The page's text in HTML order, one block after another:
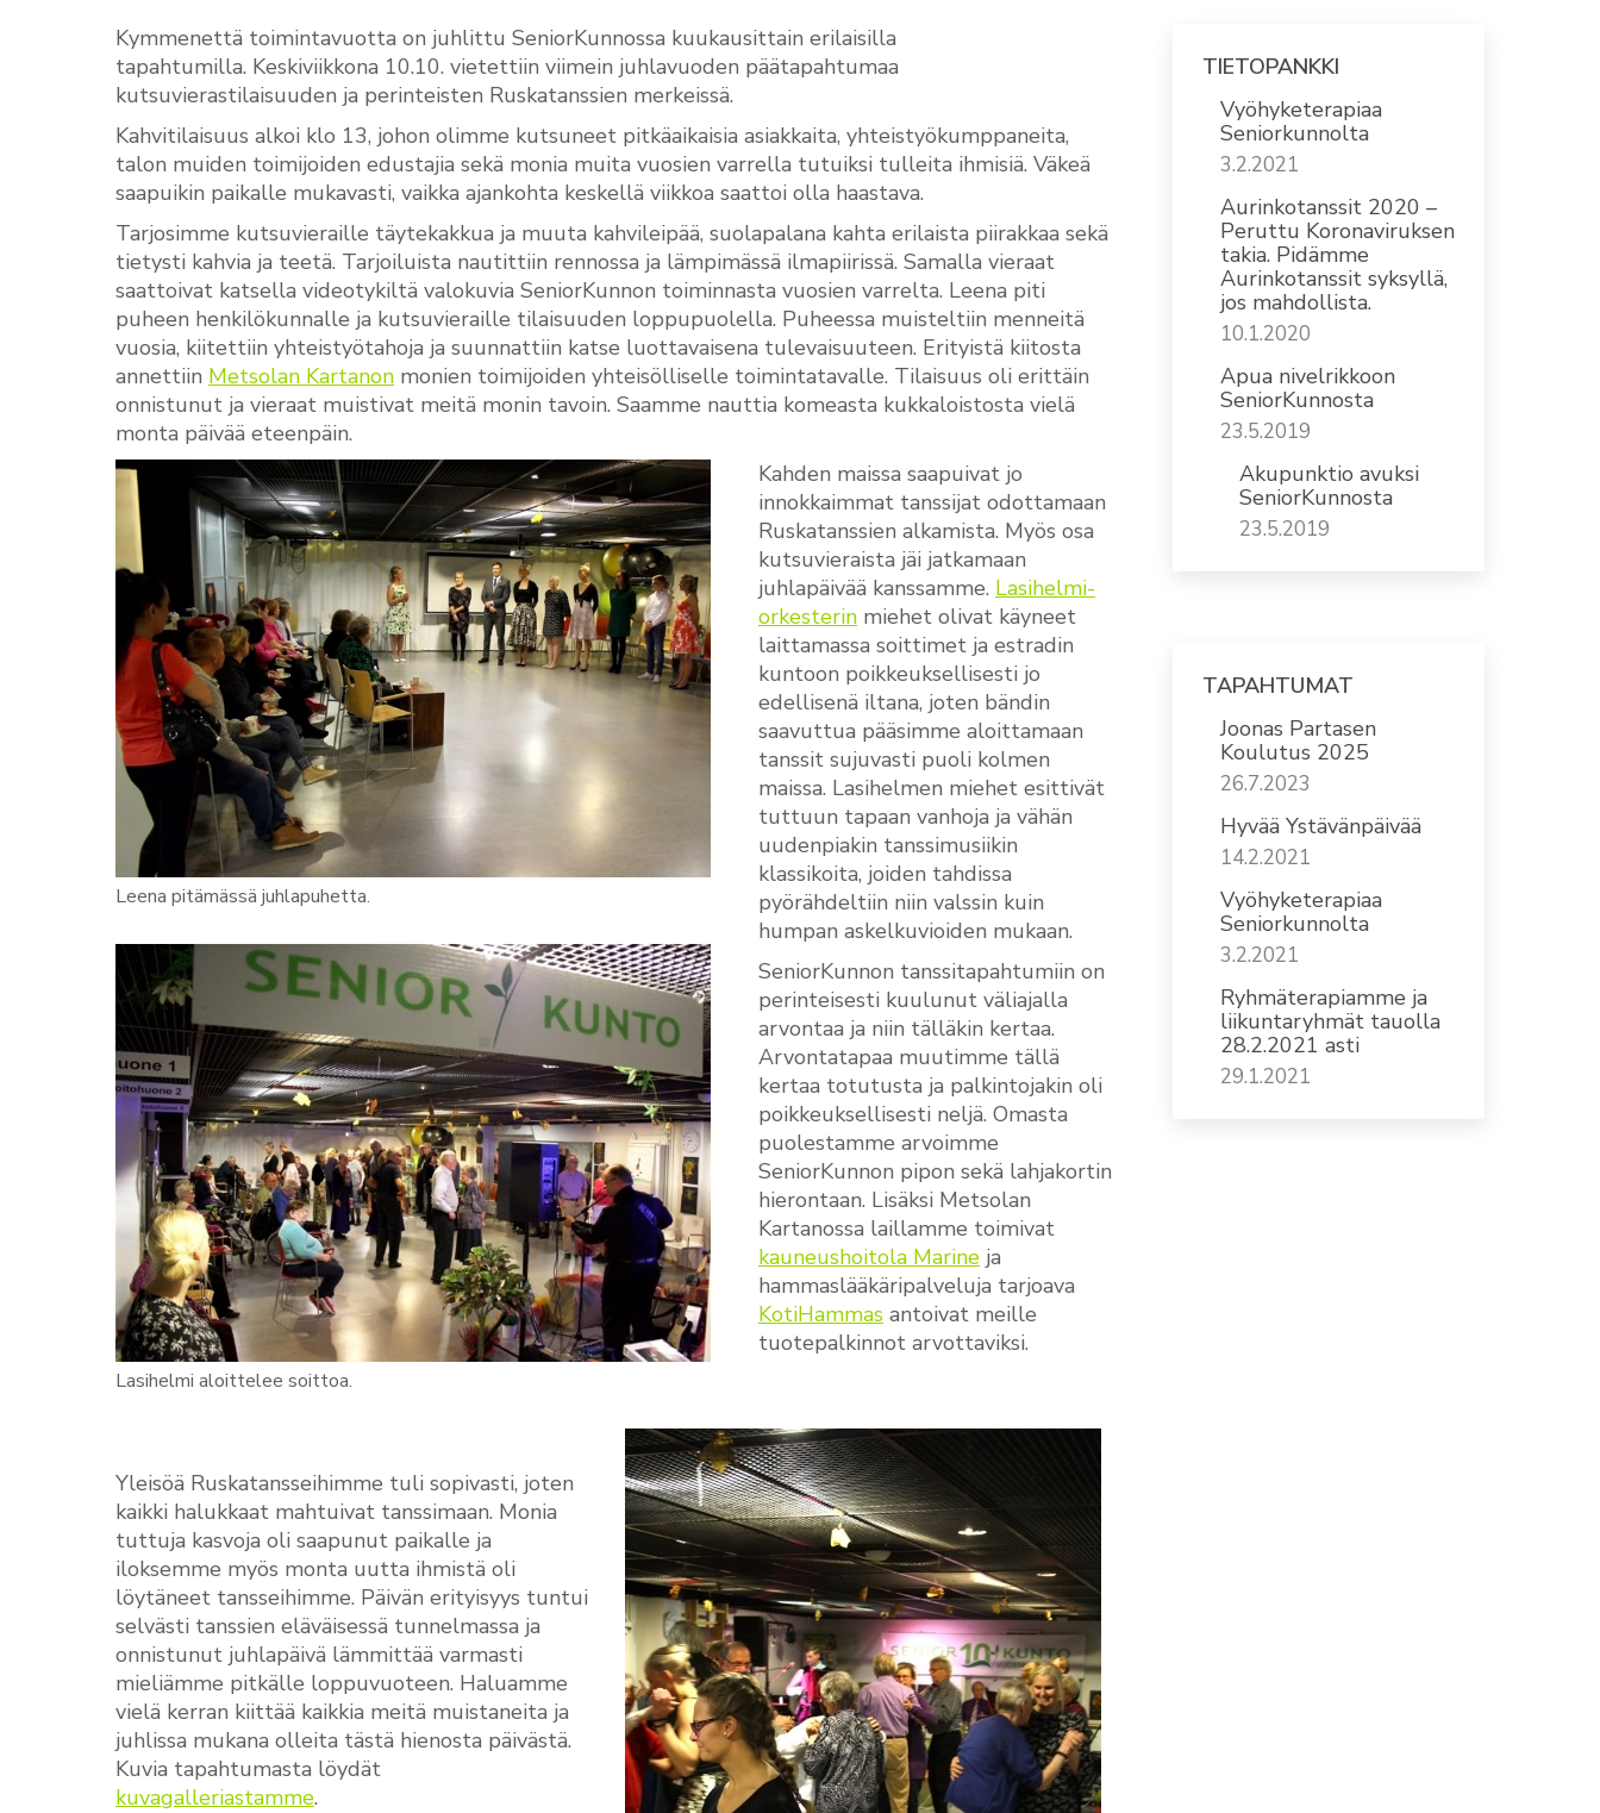
Kymmenettä toimintavuotta on juhlittu SeniorKunnossa kuukausittain erilaisilla
tapahtumilla. Keskiviikkona 10.10. vietettiin viimein juhlavuoden päätapahtumaa
kutsuvierastilaisuuden ja perinteisten Ruskatanssien merkeissä.
Kahvitilaisuus alkoi klo 13, johon olimme kutsuneet pitkäaikaisia asiakkaita, yhteistyökumppaneita,
talon muiden toimijoiden edustajia sekä monia muita vuosien varrella tutuiksi tulleita ihmisiä. Väkeä
saapuikin paikalle mukavasti, vaikka ajankohta keskellä viikkoa saattoi olla haastava.
Tarjosimme kutsuvieraille täytekakkua ja muuta kahvileipää, suolapalana kahta erilaista piirakkaa sekä
tietysti kahvia ja teetä. Tarjoiluista nautittiin rennossa ja lämpimässä ilmapiirissä. Samalla vieraat
saattoivat katsella videotykiltä valokuvia SeniorKunnon toiminnasta vuosien varrelta. Leena piti
puheen henkilökunnalle ja kutsuvieraille tilaisuuden loppupuolella. Puheessa muisteltiin menneitä
vuosia, kiitettiin yhteistyötahoja ja suunnattiin katse luottavaisena tulevaisuuteen. Erityistä kiitosta
annettiin Metsolan Kartanon monien toimijoiden yhteisölliselle toimintatavalle. Tilaisuus oli erittäin
onnistunut ja vieraat muistivat meitä monin tavoin. Saamme nauttia komeasta kukkaloistosta vielä
monta päivää eteenpäin.
Leena pitämässä juhlapuhetta.
Lasihelmi aloittelee soittoa.
Kahden maissa saapuivat jo
innokkaimmat tanssijat odottamaan
Ruskatanssien alkamista. Myös osa
kutsuvieraista jäi jatkamaan
juhlapäivää kanssamme. Lasihelmi-
orkesterin miehet olivat käyneet
laittamassa soittimet ja estradin
kuntoon poikkeuksellisesti jo
edellisenä iltana, joten bändin
saavuttua pääsimme aloittamaan
tanssit sujuvasti puoli kolmen
maissa. Lasihelmen miehet esittivät
tuttuun tapaan vanhoja ja vähän
uudenpiakin tanssimusiikin
klassikoita, joiden tahdissa
pyörähdeltiin niin valssin kuin
humpan askelkuvioiden mukaan.
SeniorKunnon tanssitapahtumiin on
perinteisesti kuulunut väliajalla
arvontaa ja niin tälläkin kertaa.
Arvontatapaa muutimme tällä
kertaa totutusta ja palkintojakin oli
poikkeuksellisesti neljä. Omasta
puolestamme arvoimme
SeniorKunnon pipon sekä lahjakortin
hierontaan. Lisäksi Metsolan
Kartanossa laillamme toimivat
kauneushoitola Marine ja
hammaslääkäripalveluja tarjoava
KotiHammas antoivat meille
tuotepalkinnot arvottaviksi.
Yleisöä Ruskatansseihimme tuli sopivasti, joten
kaikki halukkaat mahtuivat tanssimaan. Monia
tuttuja kasvoja oli saapunut paikalle ja
iloksemme myös monta uutta ihmistä oli
löytäneet tansseihimme. Päivän erityisyys tuntui
selvästi tanssien eläväisessä tunnelmassa ja
onnistunut juhlapäivä lämmittää varmasti
mieliämme pitkälle loppuvuoteen. Haluamme
vielä kerran kiittää kaikkia meitä muistaneita ja
juhlissa mukana olleita tästä hienosta päivästä.
Kuvia tapahtumasta löydät
kuvagalleriastamme.
TIETOPANKKI
Vyöhyketerapiaa
Seniorkunnolta
3.2.2021
Aurinkotanssit 2020 –
Peruttu Koronaviruksen
takia. Pidämme
Aurinkotanssit syksyllä,
jos mahdollista.
10.1.2020
Apua nivelrikkoon
SeniorKunnosta
23.5.2019
Akupunktio avuksi
SeniorKunnosta
23.5.2019
TAPAHTUMAT
Joonas Partasen
Koulutus 2025
26.7.2023
Hyvää Ystävänpäivää
14.2.2021
Vyöhyketerapiaa
Seniorkunnolta
3.2.2021
Ryhmäterapiamme ja
liikuntaryhmät tauolla
28.2.2021 asti
29.1.2021